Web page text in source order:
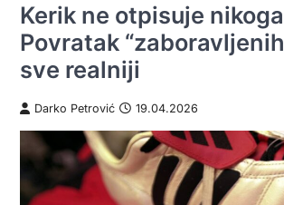
Kerik ne otpisuje
Povratak
sve realniji
Darko Petrović 19.04.2026